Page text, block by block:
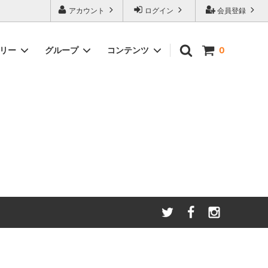
会員登録
ログイン
アカウント
0
ー グループ コンテンツ